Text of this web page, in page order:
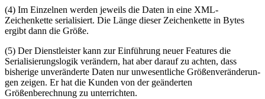
(4) Im Einzelnen werden jeweils die Daten in eine XML-
Zeichenkette serialisiert. Die Länge dieser Zeichenkette in Bytes
ergibt dann die Größe.
(5) Der Dienstleister kann zur Einführung neuer Features die
Serialisierungslogik verändern, hat aberda­raufzu achten, dass
bisherige unveränderte Daten nur unwesentliche Grö­ßen­ver­än­de­run­
gen zeigen. Er hat die Kunden von der geänderten
Größenberechnung zu unterrichten.